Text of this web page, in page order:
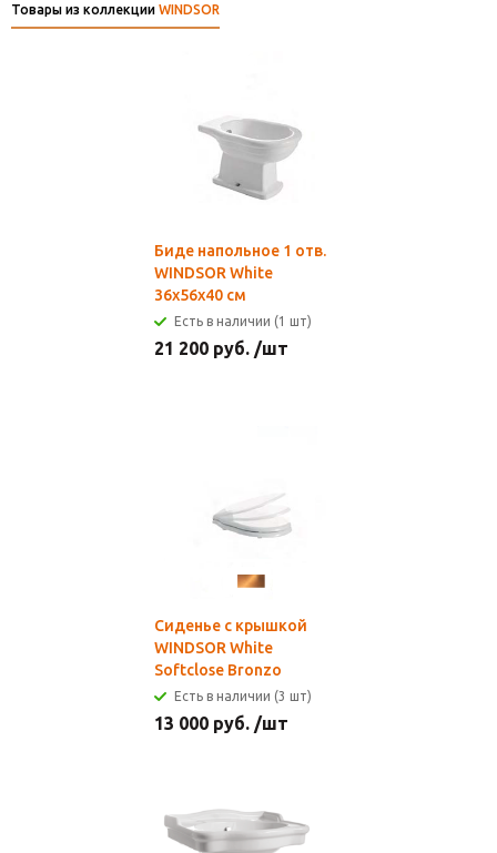
Товары из коллекции WINDSOR
Биде напольное 1 отв.
WINDSOR White
36x56x40 см
Есть в наличии (1 шт)
21 200 руб. /шт
Сиденье с крышкой
WINDSOR White
Softclose Bronzo
Есть в наличии (3 шт)
13 000 руб. /шт